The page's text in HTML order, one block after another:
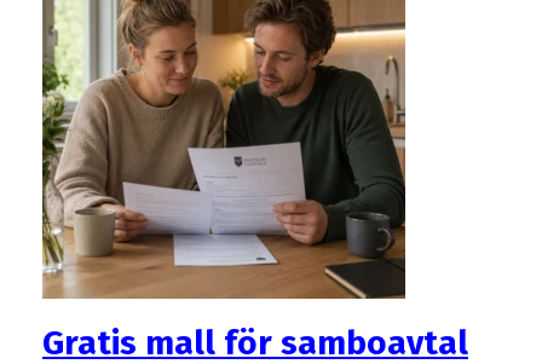
Gratis mall för samboavtal